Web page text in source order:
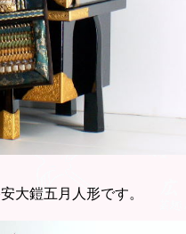
大鎧五月人形です。